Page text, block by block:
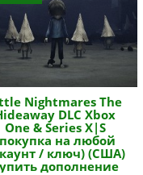
Nightmares The
DLC Xbox
One & Series X|S
на любой
/ ключ) (США)
дополнение